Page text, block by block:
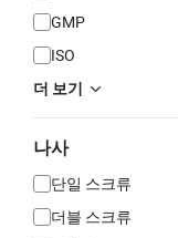
GMP
ISO
더 보기
나사
단일 스크류
더블 스크류